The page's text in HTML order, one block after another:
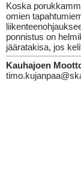
Koska
omien
ponnistus on
jääratakisa, jos
Kauhajoen